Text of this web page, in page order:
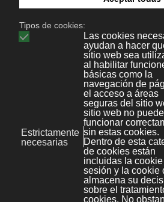
valor a la oferta. La empresa
para conocer las
así poder adelantar una
calidad en la atención.
Cuando hablamos de
referimos a poder brindarles
clientes que se adecuen
necesidades, y no como
opositores a esta disciplinas
nuevas necesidades.
Por lo tanto, el nombre CRM
a una estrategia de negocio
principalmente en la